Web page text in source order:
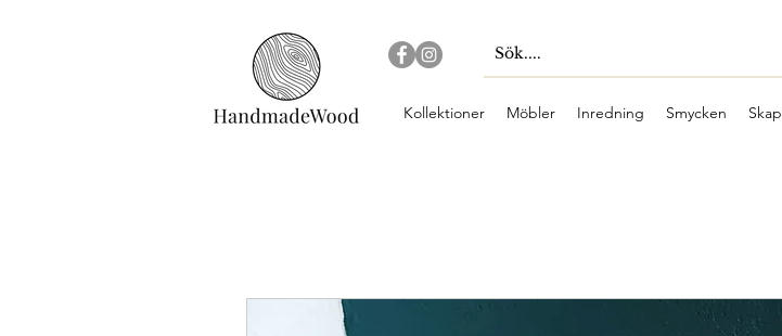
Kollektioner Möbler Inredning Smycken